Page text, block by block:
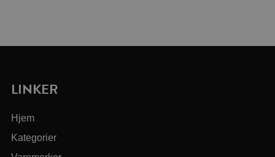
LINKER
Hjem
Kategorier